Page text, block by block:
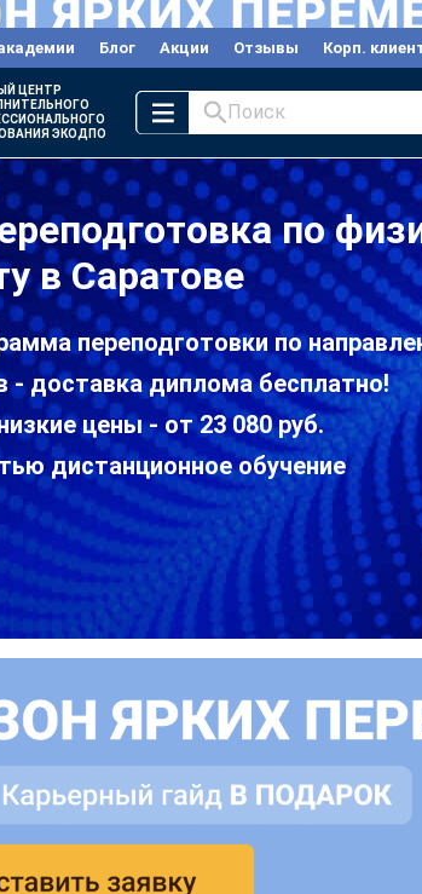
Блог Акции Отзывы Корп.
ЦЕНТР
ЭКОДПО
Поиск
по
в Саратове
переподготовки по
- доставка диплома бесплатно!
цены - от 23 080 руб.
дистанционное обучение